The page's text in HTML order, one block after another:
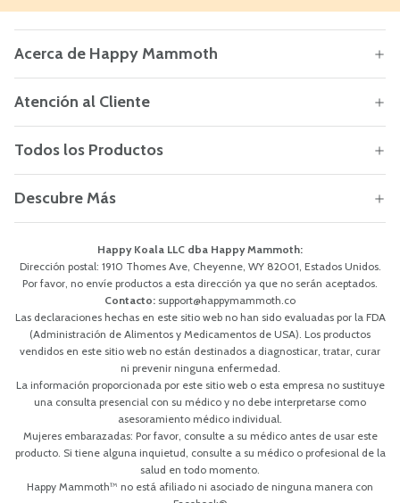
Acerca de Happy Mammoth
Atención al Cliente
Todos los Productos
Descubre Más
Happy Koala LLC dba Happy Mammoth:
Dirección postal: 1910 Thomes Ave, Cheyenne, WY 82001, Estados Unidos.
Por favor, no envíe productos a esta dirección ya que no serán aceptados.
Contacto: support@happymammoth.co
Las declaraciones hechas en este sitio web no han sido evaluadas por la FDA
(Administración de Alimentos y Medicamentos de USA). Los productos
vendidos en este sitio web no están destinados a diagnosticar, tratar, curar
ni prevenir ninguna enfermedad.
La información proporcionada por este sitio web o esta empresa no sustituye
una consulta presencial con su médico y no debe interpretarse como
asesoramiento médico individual.
Mujeres embarazadas: Por favor, consulte a su médico antes de usar este
producto. Si tiene alguna inquietud, consulte a su médico o profesional de la
salud en todo momento.
Happy Mammoth™ no está afiliado ni asociado de ninguna manera con